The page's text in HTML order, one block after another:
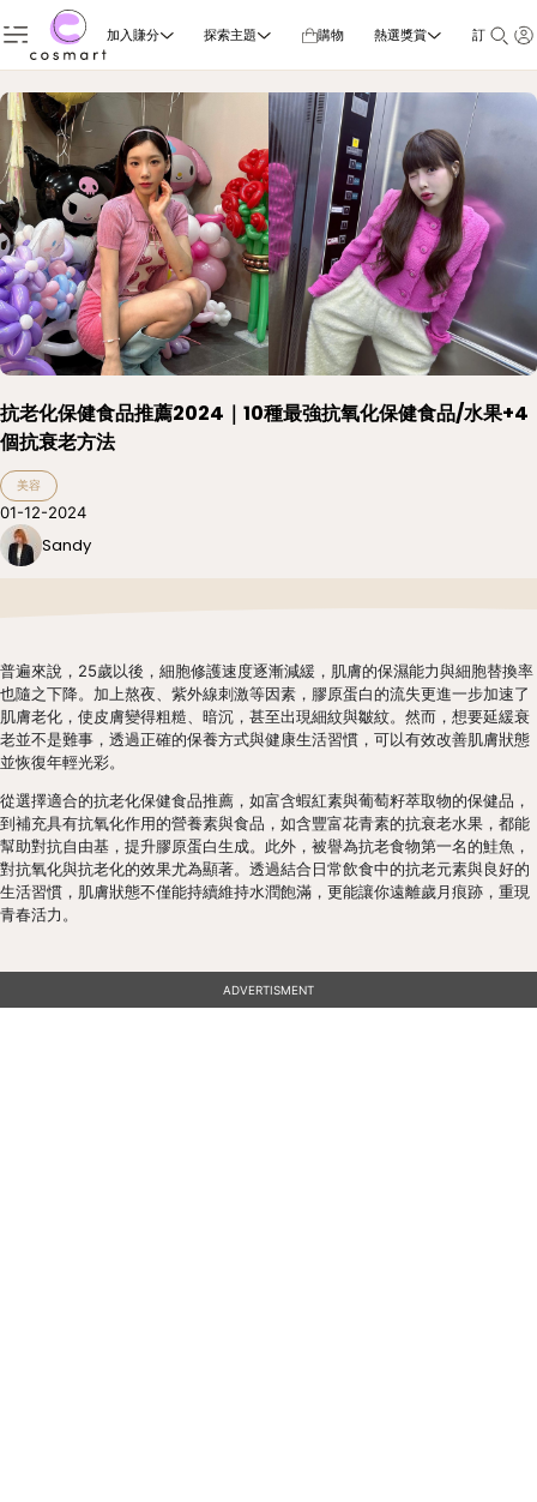
加入賺分 探索主題 購物 熱選獎賞 訂閱雜誌
抗老化保健食品推薦2024｜10種最強抗氧化保健食品/水果+4
個抗衰老方法
美容
01-12-2024
Sandy
普遍來說，25歲以後，細胞修護速度逐漸減緩，肌膚的保濕能力與細胞替換率
也隨之下降。加上熬夜、紫外線刺激等因素，膠原蛋白的流失更進一步加速了
肌膚老化，使皮膚變得粗糙、暗沉，甚至出現細紋與皺紋。然而，想要延緩衰
老並不是難事，透過正確的保養方式與健康生活習慣，可以有效改善肌膚狀態
並恢復年輕光彩。
從選擇適合的抗老化保健食品推薦，如富含蝦紅素與葡萄籽萃取物的保健品，
到補充具有抗氧化作用的營養素與食品，如含豐富花青素的抗衰老水果，都能
幫助對抗自由基，提升膠原蛋白生成。此外，被譽為抗老食物第一名的鮭魚，
對抗氧化與抗老化的效果尤為顯著。透過結合日常飲食中的抗老元素與良好的
生活習慣，肌膚狀態不僅能持續維持水潤飽滿，更能讓你遠離歲月痕跡，重現
青春活力。
ADVERTISMENT